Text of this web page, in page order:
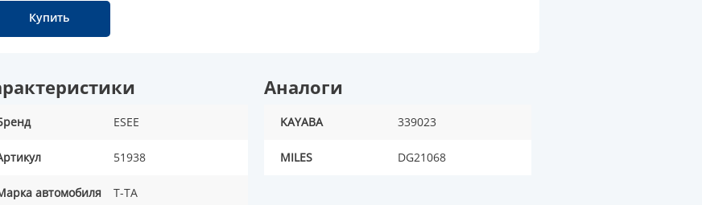
Купить
ESEE
51938
автомобиля T-TA
Аналоги
KAYABA 339023
MILES DG21068